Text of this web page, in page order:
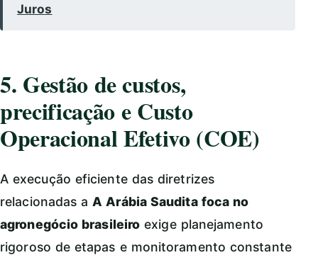
Juros
5. Gestão de custos,
precificação e Custo
Operacional Efetivo (COE)
A execução eficiente das diretrizes
relacionadas a A Arábia Saudita foca no
agronegócio brasileiro exige planejamento
rigoroso de etapas e monitoramento constante